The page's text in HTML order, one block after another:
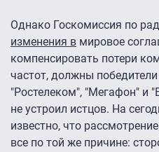
Однако Госкомиссия по
изменения в мировое
компенсировать потери
частот, должны
"Ростелеком", "Мегафон" и
не устроил истцов. На
известно, что
все по той же причине: